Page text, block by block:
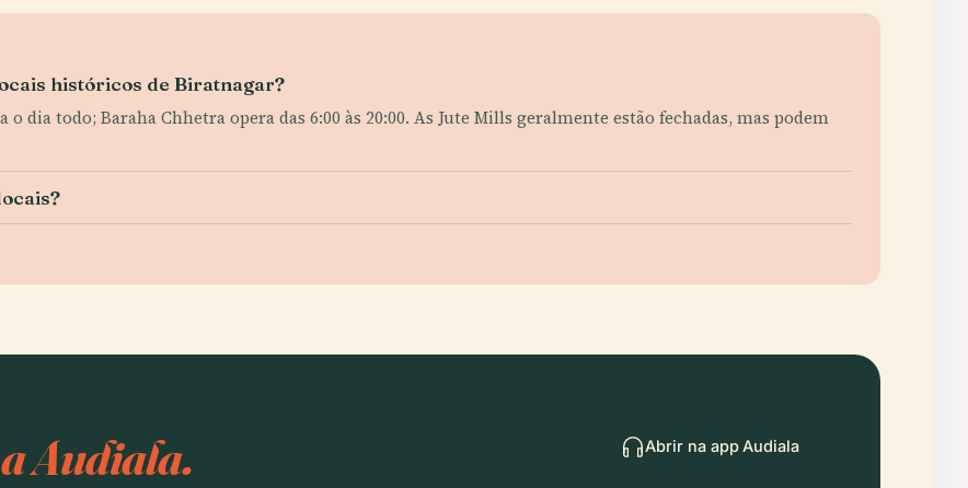
históricos de Biratnagar?
dia todo; Baraha Chhetra opera das 6:00 às 20:00. As Jute Mills geralmente estão fechadas, mas podem
Audiala. Abrir na app Audiala